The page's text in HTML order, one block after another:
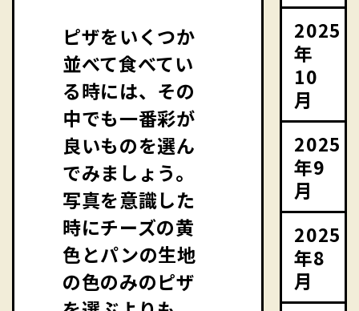
ピザをいくつか
並べて食べてい
る時には、その
中でも一番彩が
良いものを選ん
でみましょう。
写真を意識した
時にチーズの黄
色とパンの生地
の色のみのピザ
2025
年
10
月
2025
年9
月
2025
年8
月